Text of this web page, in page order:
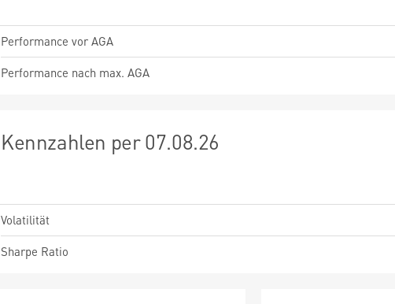
Performance vor AGA
Performance nach max. AGA
Kennzahlen per 07.08.26
Volatilität
Sharpe Ratio